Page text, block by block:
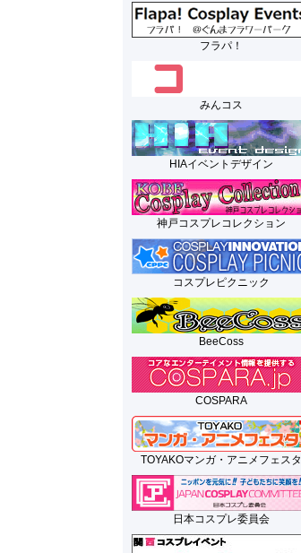
フラパ！
みんコス
HIAイベントデザイン
神戸コスプレコレクション
コスプレピクニック
BeeCoss
COSPARA
TOYAKOマンガ・アニメフェスタ
日本コスプレ委員会